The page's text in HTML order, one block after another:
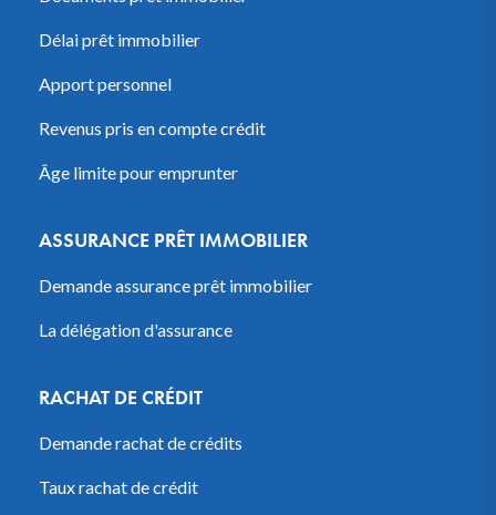
Délai prêt immobilier
Apport personnel
Revenus pris en compte crédit
Âge limite pour emprunter
ASSURANCE PRÊT IMMOBILIER
Demande assurance prêt immobilier
La délégation d'assurance
RACHAT DE CRÉDIT
Demande rachat de crédits
Taux rachat de crédit